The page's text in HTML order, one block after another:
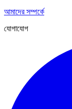
আমাদের সম্পর্কে
যোগাযোগ